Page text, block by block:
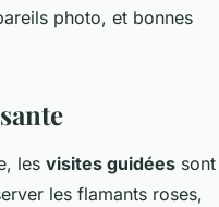
photo, et bonnes
les visites guidées sont
les flamants roses,